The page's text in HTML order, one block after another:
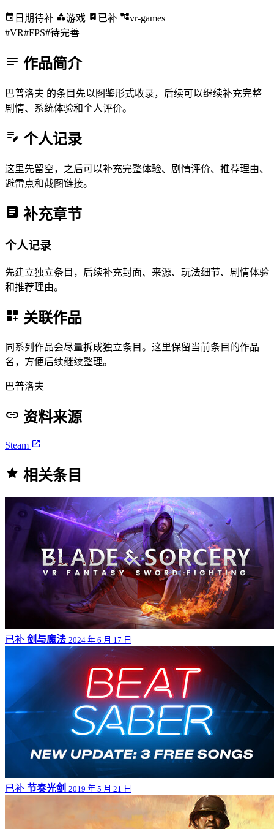
日期待补 游戏 已补
vr-games
#VR#FPS#待完善
作品简介
巴普洛夫 的条目先以图鉴形式收录，后续可以继续补充完整
剧情、系统体验和个人评价。
个人记录
这里先留空，之后可以补充完整体验、剧情评价、推荐理由、
避雷点和截图链接。
补充章节
个人记录
先建立独立条目，后续补充封面、来源、玩法细节、剧情体验
和推荐理由。
关联作品
同系列作品会尽量拆成独立条目。这里保留当前条目的作品
名，方便后续继续整理。
巴普洛夫
资料来源
Steam
相关条目
已补 剑与魔法 2024 年 6 月 17 日
已补 节奏光剑 2019 年 5 月 21 日